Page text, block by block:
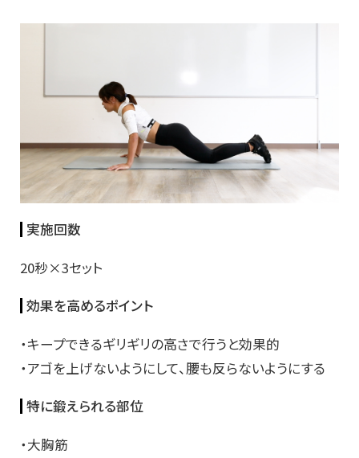
実施回数
20秒×3セット
効果を高めるポイント
・キープできるギリギリの高さで行うと効果的
・アゴを上げないようにして、腰も反らないようにする
特に鍛えられる部位
・大胸筋